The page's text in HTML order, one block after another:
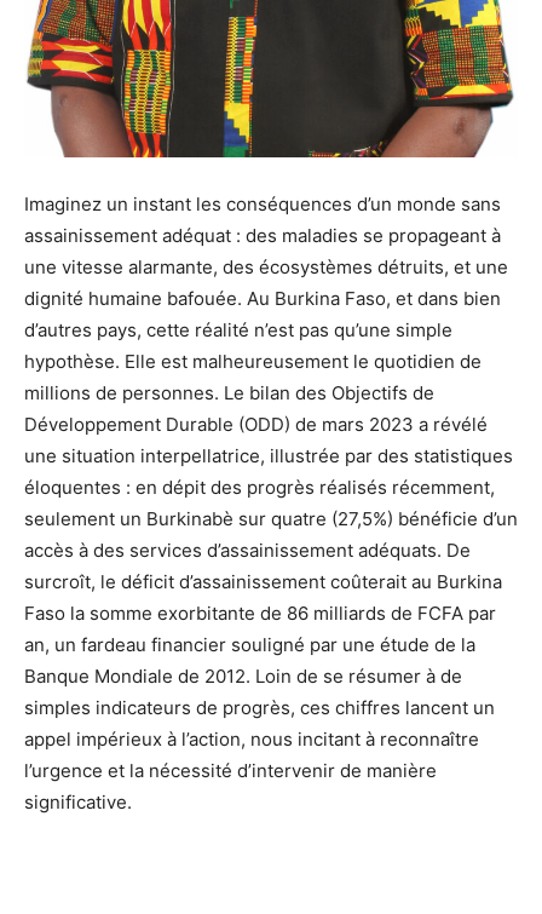
Imaginez un instant les conséquences d’un monde sans
assainissement adéquat : des maladies se propageant à
une vitesse alarmante, des écosystèmes détruits, et une
dignité humaine bafouée. Au Burkina Faso, et dans bien
d’autres pays, cette réalité n’est pas qu’une simple
hypothèse. Elle est malheureusement le quotidien de
millions de personnes. Le bilan des Objectifs de
Développement Durable (ODD) de mars 2023 a révélé
une situation interpellatrice, illustrée par des statistiques
éloquentes : en dépit des progrès réalisés récemment,
seulement un Burkinabè sur quatre (27,5%) bénéficie d’un
accès à des services d’assainissement adéquats. De
surcroît, le déficit d’assainissement coûterait au Burkina
Faso la somme exorbitante de 86 milliards de FCFA par
an, un fardeau financier souligné par une étude de la
Banque Mondiale de 2012. Loin de se résumer à de
simples indicateurs de progrès, ces chiffres lancent un
appel impérieux à l’action, nous incitant à reconnaître
l’urgence et la nécessité d’intervenir de manière
significative.